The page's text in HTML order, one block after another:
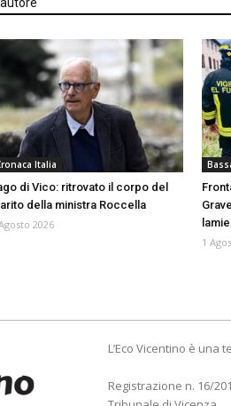
Italia
di Vico: ritrovato il corpo del
della ministra Roccella
2026
1
L’Eco Vicentino è una
Registrazione n. 16/